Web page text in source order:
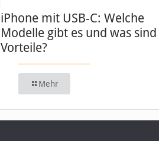
iPhone mit USB-C: Welche
Modelle gibt es und was
Vorteile?
Mehr